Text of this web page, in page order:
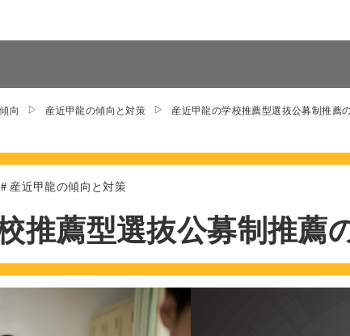
向 産近甲龍の傾向と対策 産近甲龍の学校推薦型選抜公募制推薦
産近甲龍の傾向と対策
推薦型選抜公募制推薦